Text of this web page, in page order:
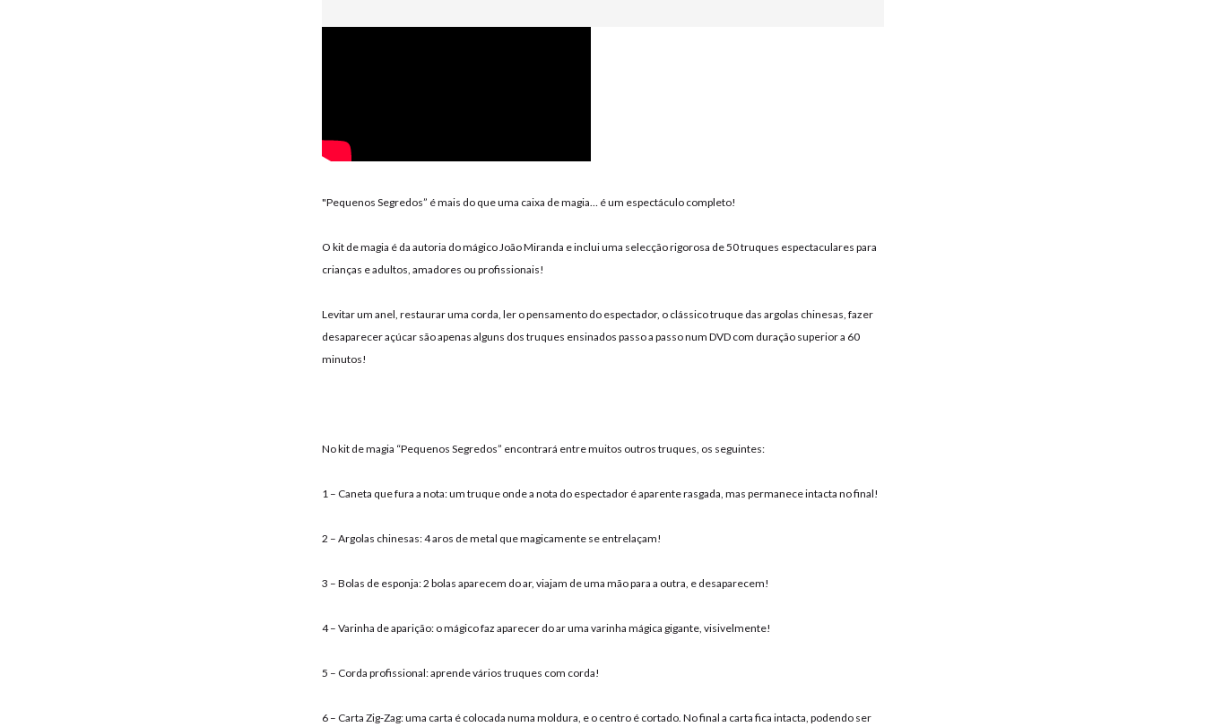
"Pequenos Segredos” é mais do que uma caixa de magia… é um espectáculo completo!
O kit de magia é da autoria do mágico João Miranda e inclui uma selecção rigorosa de 50 truques espectaculares para
crianças e adultos, amadores ou profissionais!
Levitar um anel, restaurar uma corda, ler o pensamento do espectador, o clássico truque das argolas chinesas, fazer
desaparecer açúcar são apenas alguns dos truques ensinados passo a passo num DVD com duração superior a 60
minutos!
No kit de magia “Pequenos Segredos” encontrará entre muitos outros truques, os seguintes:
1 – Caneta que fura a nota: um truque onde a nota do espectador é aparente rasgada, mas permanece intacta no final!
2 – Argolas chinesas: 4 aros de metal que magicamente se entrelaçam!
3 – Bolas de esponja: 2 bolas aparecem do ar, viajam de uma mão para a outra, e desaparecem!
4 – Varinha de aparição: o mágico faz aparecer do ar uma varinha mágica gigante, visivelmente!
5 – Corda profissional: aprende vários truques com corda!
6 – Carta Zig-Zag: uma carta é colocada numa moldura, e o centro é cortado. No final a carta fica intacta, podendo ser